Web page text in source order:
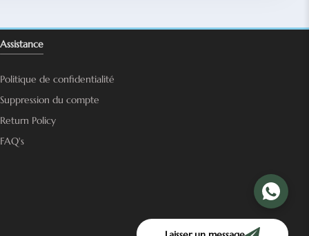
Assistance
Politique de confidentialité
Suppression du compte
Return Policy
FAQ's